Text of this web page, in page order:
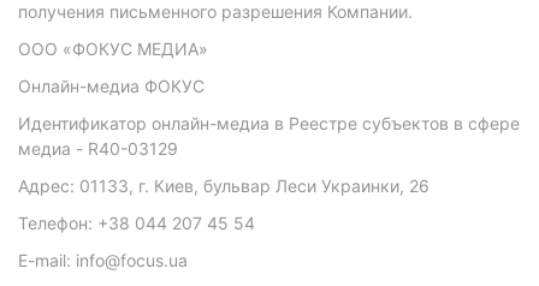
получения письменного разрешения Компании.
ООО «ФОКУС МЕДИА»
Онлайн-медиа ФОКУС
Идентификатор онлайн-медиа в Реестре субъектов в сфере
медиа - R40-03129
Адрес: 01133, г. Киев, бульвар Леси Украинки, 26
Телефон: +38 044 207 45 54
E-mail: info@focus.ua